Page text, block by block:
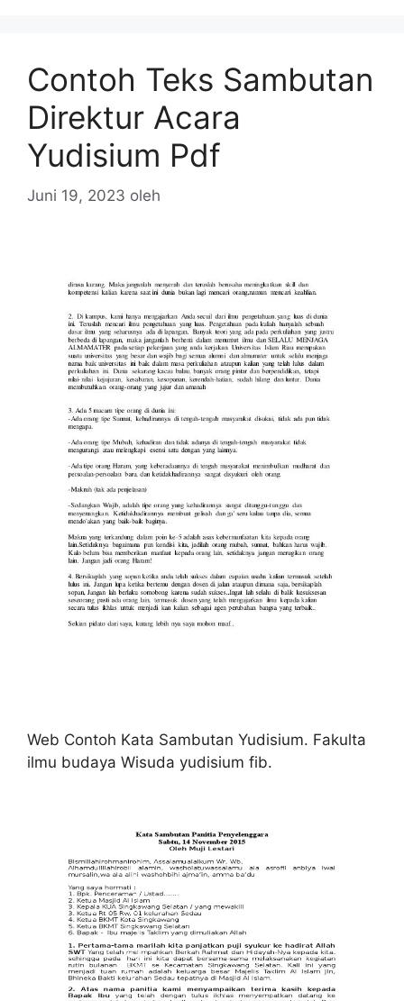
Contoh Teks Sambutan
Direktur Acara
Yudisium Pdf
Juni 19, 2023 oleh
Web Contoh Kata Sambutan Yudisium. Fakulta
ilmu budaya Wisuda yudisium fib.